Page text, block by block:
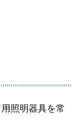
照明器具を常